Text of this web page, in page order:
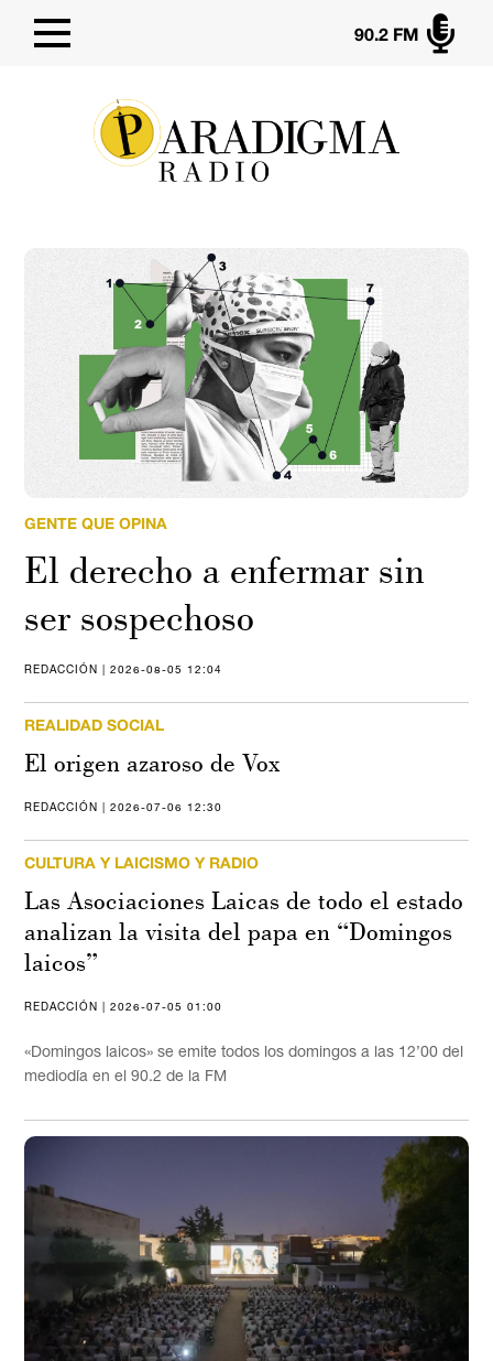

90.2 FM
GENTE QUE OPINA
El derecho a enfermar sin
ser sospechoso
REDACCIÓN | 2026-08-05 12:04
REALIDAD SOCIAL
El origen azaroso de Vox
REDACCIÓN | 2026-07-06 12:30
CULTURA Y LAICISMO Y RADIO
Las Asociaciones Laicas de todo el estado
analizan la visita del papa en “Domingos
laicos”
REDACCIÓN | 2026-07-05 01:00
«Domingos laicos» se emite todos los domingos a las 12’00 del
mediodía en el 90.2 de la FM